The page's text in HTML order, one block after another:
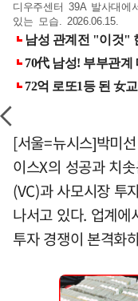
디우주센터 39A 발사대
있는 모습. 2026.06.15.
[서울=뉴시스]박미
이스X의 성공과 치
(VC)과 사모시장 투
나서고 있다. 업계
투자 경쟁이 본격화